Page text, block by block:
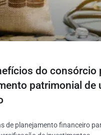
do consórcio
patrimonial de
de planejamento financeiro